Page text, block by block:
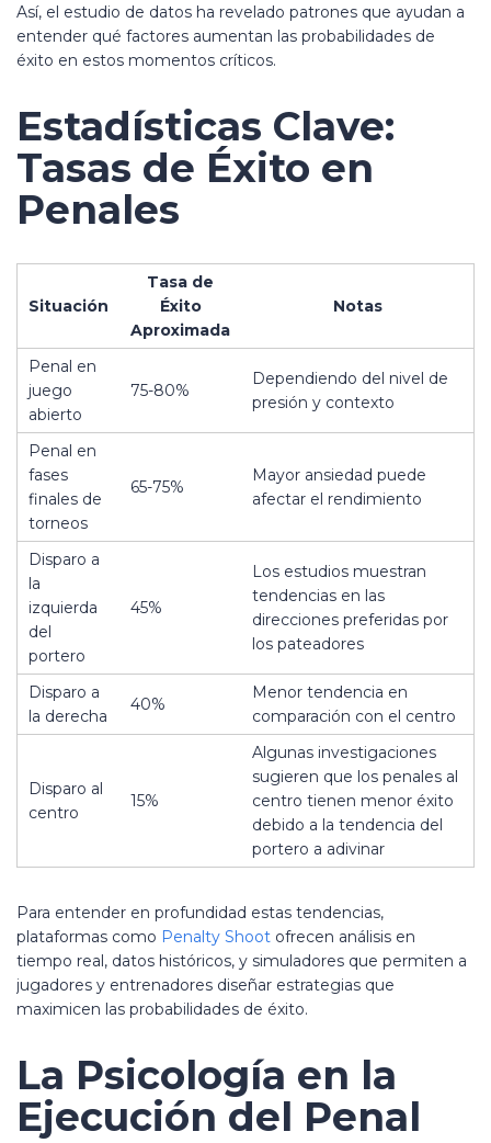
Así, el estudio de datos ha revelado patrones que ayudan a
entender qué factores aumentan las probabilidades de
éxito en estos momentos críticos.
Estadísticas Clave:
Tasas de Éxito en
Penales
Situación
Tasa de
Éxito
Aproximada
Notas
Penal en
juego
abierto
75-80%
Dependiendo del nivel de
presión y contexto
Penal en
fases
finales de
torneos
65-75%
Mayor ansiedad puede
afectar el rendimiento
Disparo a
la
izquierda
del
portero
45%
Los estudios muestran
tendencias en las
direcciones preferidas por
los pateadores
Disparo a
la derecha
40%
Menor tendencia en
comparación con el centro
Disparo al
centro
15%
Algunas investigaciones
sugieren que los penales al
centro tienen menor éxito
debido a la tendencia del
portero a adivinar
Para entender en profundidad estas tendencias,
plataformas como Penalty Shoot ofrecen análisis en
tiempo real, datos históricos, y simuladores que permiten a
jugadores y entrenadores diseñar estrategias que
maximicen las probabilidades de éxito.
La Psicología en la
Ejecución del Penal